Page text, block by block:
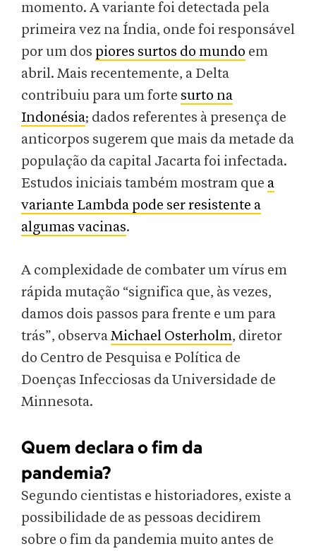
momento. A variante foi detectada pela
primeira vez na Índia, onde foi responsável
por um dos piores surtos do mundo em
abril. Mais recentemente, a Delta
contribuiu para um forte surto na
Indonésia; dados referentes à presença de
anticorpos sugerem que mais da metade da
população da capital Jacarta foi infectada.
Estudos iniciais também mostram que a
variante Lambda pode ser resistente a
algumas vacinas.
A complexidade de combater um vírus em
rápida mutação “significa que, às vezes,
damos dois passos para frente e um para
trás”, observaMichael Osterholm, diretor
do Centro de Pesquisa e Política de
Doenças Infecciosas da Universidade de
Minnesota.
Quem declara o fim da
pandemia?
Segundo cientistas e historiadores, existe a
possibilidade de as pessoas decidirem
sobre o fim da pandemia muito antes de